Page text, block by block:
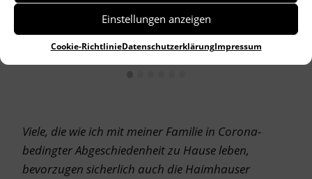
Einstellungen anzeigen
Cookie-RichtlinieDatenschutzerklärungImpressum
••••••
Viele, die wie ich mit meiner Familie in Corona-
bedingter Abgeschiedenheit zu Hause leben,
bevorzugen sicherlich auch die Haimhauser